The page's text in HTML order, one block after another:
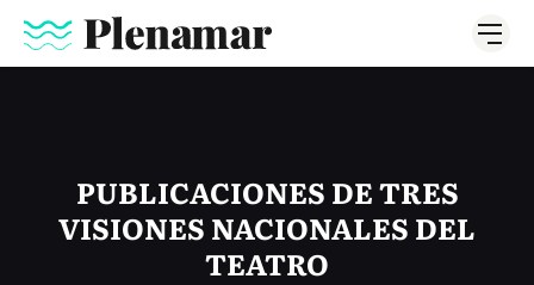
PUBLICACIONES DE TRES
VISIONES NACIONALES DEL
TEATRO